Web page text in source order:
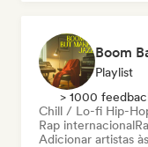
Playlist
> 1000
Chill / Lo-fi Hip-
Rap internacional
Adicionar artistas